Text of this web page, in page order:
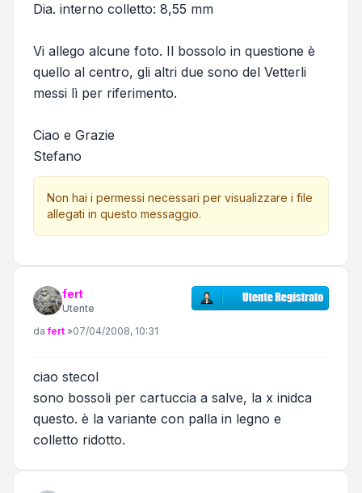
Dia. interno colletto: 8,55 mm
Vi allego alcune foto. Il bossolo in questione è
quello al centro, gli altri due sono del Vetterli
messi lì per riferimento.
Ciao e Grazie
Stefano
Non hai i permessi necessari per visualizzare i file
allegati in questo messaggio.
fert
Utente
Messaggio
dafert »07/04/2008, 10:31
ciao stecol
sono bossoli per cartuccia a salve, la x inidca
questo. è la variante con palla in legno e
colletto ridotto.